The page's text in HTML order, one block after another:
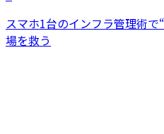
スマホ1台のインフラ管理術
場を救う